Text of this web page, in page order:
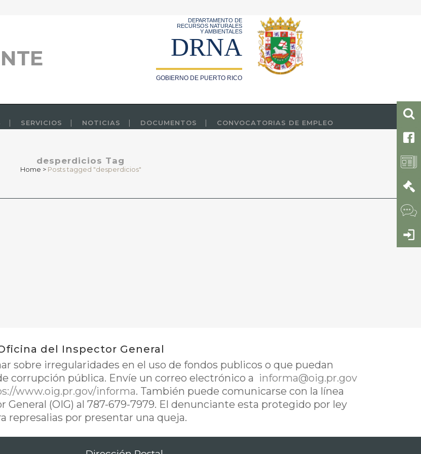
DEPARTAMENTO DE
RECURSOS NATURALES
Y AMBIENTALES
DRNA
GOBIERNO DE PUERTO RICO
SERVICIOS NOTICIAS DOCUMENTOS CONVOCATORIAS DE EMPLEO
desperdicios Tag
Home > Posts tagged "desperdicios"
del Inspector General
sobre irregularidades en el uso de fondos publicos o que puedan
corrupción pública. Envíe un correo electrónico a informa@oig.pr.gov
www.oig.pr.gov/informa. También puede comunicarse con la línea
(OIG) al 787-679-7979. El denunciante esta protegido por ley
represalias por presentar una queja.